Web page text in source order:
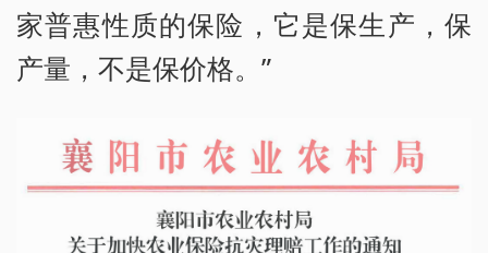
家普惠性质的保险，它是保生产，保
产量，不是保价格。”